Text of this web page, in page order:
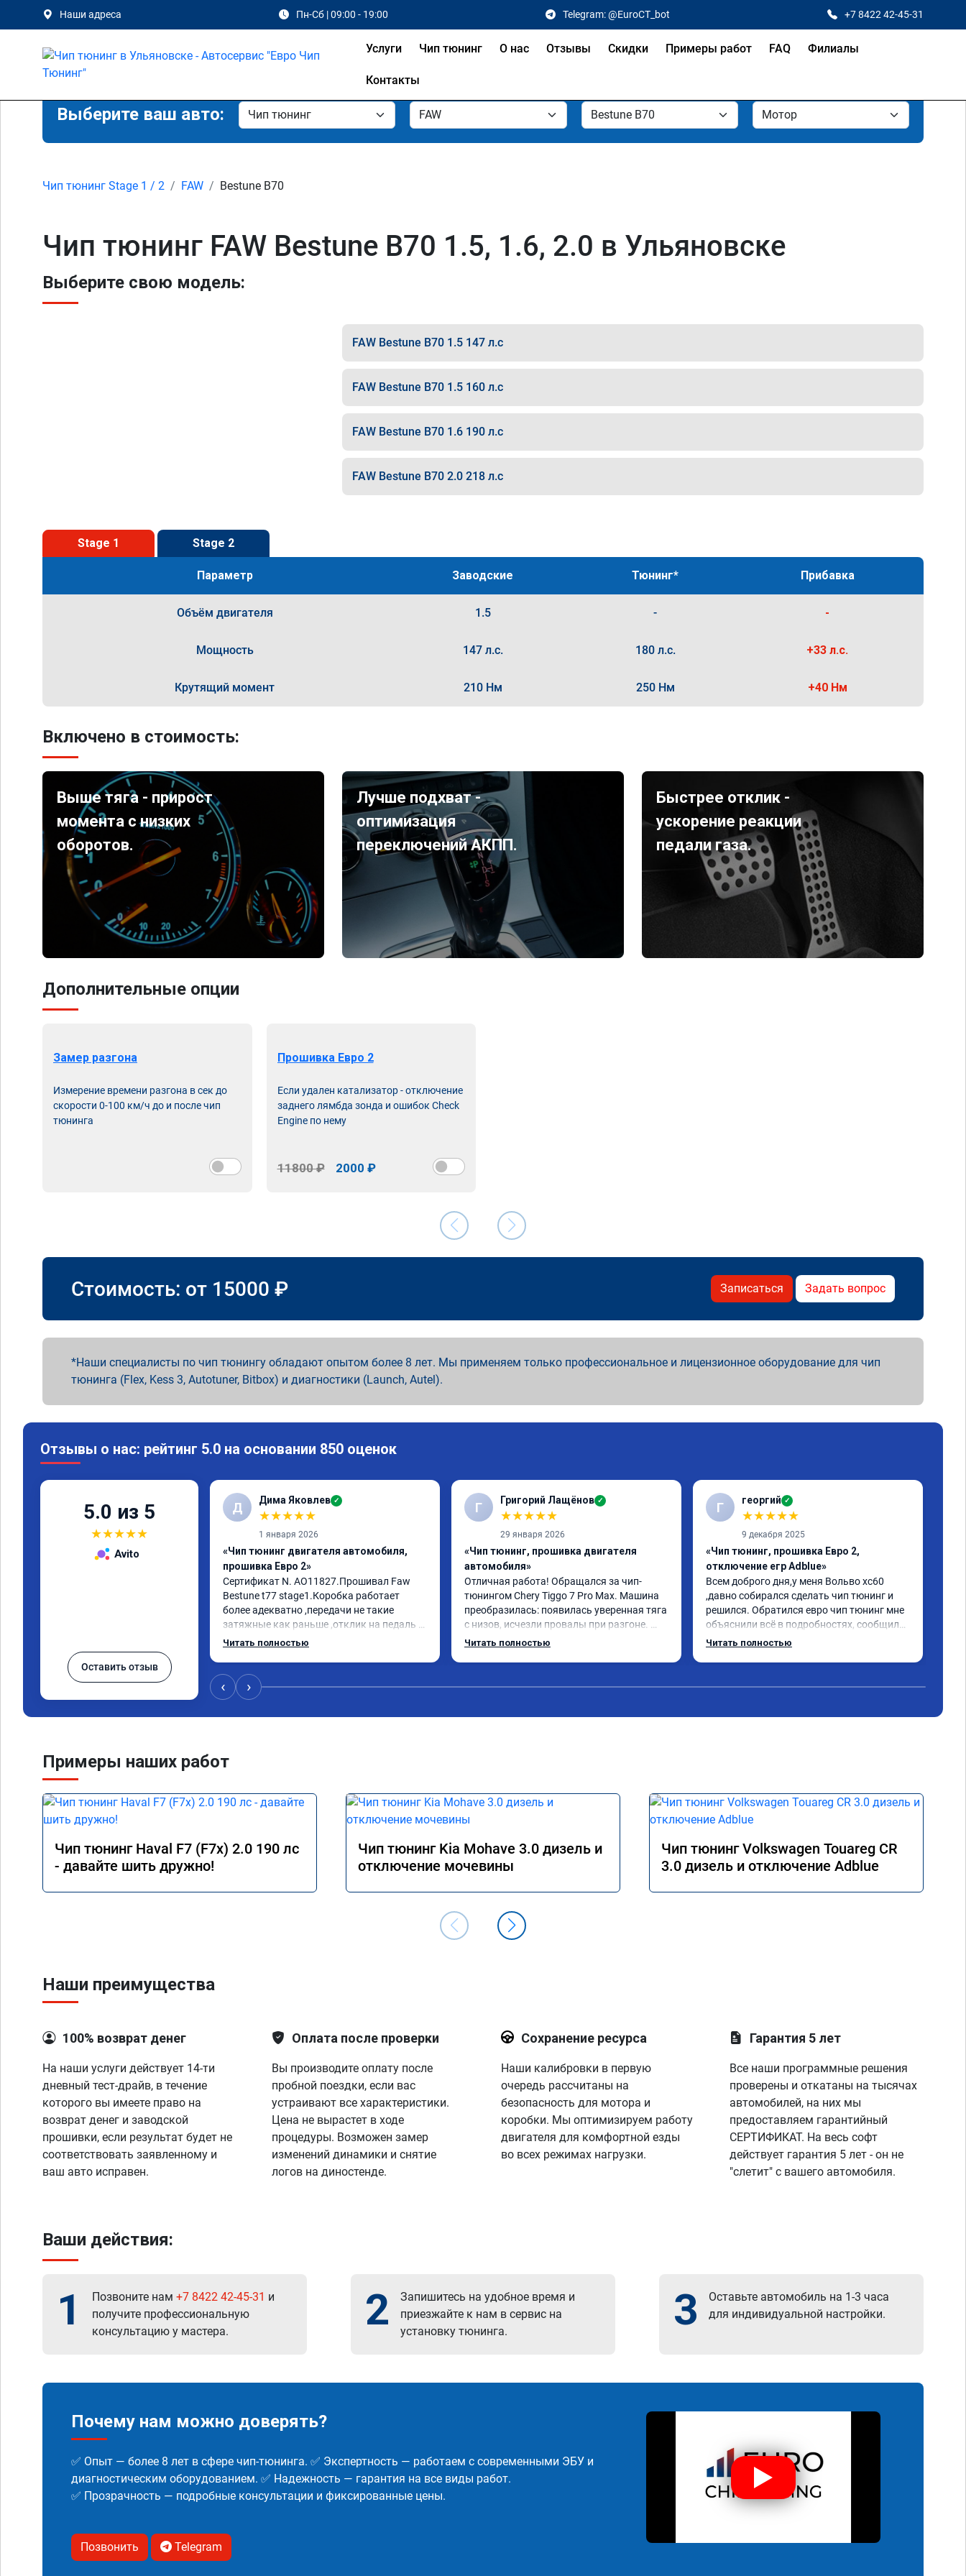
Наши адреса Пн-Сб | 09:00 - 19:00 Telegram: @EuroCT_bot +7 8422 42-45-31
Услуги Чип тюнинг О нас Отзывы Скидки Примеры работ FAQ Филиалы
Контакты
Выберите ваш авто:
Чип тюнинг Stage 1 / 2 FAW Bestune B70
Чип тюнинг FAW Bestune B70 1.5, 1.6, 2.0 в Ульяновске
Выберите свою модель:
FAW Bestune B70 1.5 147 л.с
FAW Bestune B70 1.5 160 л.с
FAW Bestune B70 1.6 190 л.с
FAW Bestune B70 2.0 218 л.с
Stage 1 Stage 2
Параметр Заводские Тюнинг* Прибавка
Объём двигателя 1.5 - -
Мощность 147 л.с. 180 л.с. +33 л.с.
Крутящий момент 210 Нм 250 Нм +40 Нм
Включено в стоимость:
Выше тяга - прирост
момента с низких
оборотов.
Лучше подхват -
оптимизация
переключений АКПП.
Быстрее отклик -
ускорение реакции
педали газа.
Дополнительные опции
Замер разгона
Измерение времени разгона в сек до
скорости 0-100 км/ч до и после чип
тюнинга
Прошивка Евро 2
Если удален катализатор - отключение
заднего лямбда зонда и ошибок Check
Engine по нему
11800 ₽ 2000 ₽
Стоимость: от 15000 ₽ Записаться Задать вопрос
Наши специалисты по чип тюнингу обладают опытом более 8 лет. Мы применяем только профессиональное и лицензионное оборудование для чип
тюнинга (Flex, Kess 3, Autotuner, Bitbox) и диагностики (Launch, Autel).
Отзывы о нас: рейтинг 5.0 на основании 850 оценок
5.0 из 5
★★★★★
Avito
Оставить отзыв
Д Дима Яковлев ✓
★★★★★
1 января 2026
«Чип тюнинг двигателя автомобиля,
прошивка Евро 2»
Сертификат N. AO11827.Прошивал Faw
Bestune t77 stage1.Коробка работает
более адекватно ,передачи не такие
затяжные как раньше ,отклик на педаль
газа быстрее,скоростные характеристики
лучше.На прошивку опоздал на 1,5 часа
(пробки) приехал за час до закрытия всё
Читать полностью
Г Григорий Лащёнов ✓
★★★★★
29 января 2026
«Чип тюнинг, прошивка двигателя
автомобиля»
Отличная работа! Обращался за чип-
тюнингом Chery Tiggo 7 Pro Max. Машина
преобразилась: появилась уверенная тяга
с низов, исчезли провалы при разгоне.
Расход в спокойном режиме даже немного
Читать полностью
Г георгий ✓
★★★★★
9 декабря 2025
«Чип тюнинг, прошивка Евро 2,
отключение егр Adblue»
Всем доброго дня,у меня Вольво xc60
,давно собирался сделать чип тюнинг и
решился. Обратился евро чип тюнинг мне
объяснили всё в подробностях, сообщили
сумму записали. Приехал в назначенное
Читать полностью
‹ ›
Примеры наших работ
Чип тюнинг Haval F7 (F7x) 2.0 190 лс
- давайте шить дружно!
Чип тюнинг Kia Mohave 3.0 дизель и
отключение мочевины
Чип тюнинг Volkswagen Touareg CR
3.0 дизель и отключение Adblue
Наши преимущества
100% возврат денег
На наши услуги действует 14-ти
дневный тест-драйв, в течение
которого вы имеете право на
возврат денег и заводской
прошивки, если результат будет не
соответствовать заявленному и
ваш авто исправен.
Оплата после проверки
Вы производите оплату после
пробной поездки, если вас
устраивают все характеристики.
Цена не вырастет в ходе
процедуры. Возможен замер
изменений динамики и снятие
логов на диностенде.
Сохранение ресурса
Наши калибровки в первую
очередь рассчитаны на
безопасность для мотора и
коробки. Мы оптимизируем работу
двигателя для комфортной езды
во всех режимах нагрузки.
Гарантия 5 лет
Все наши программные решения
проверены и откатаны на тысячах
автомобилей, на них мы
предоставляем гарантийный
СЕРТИФИКАТ. На весь софт
действует гарантия 5 лет - он не
"слетит" с вашего автомобиля.
Ваши действия:
1 Позвоните нам +7 8422 42-45-31 и
получите профессиональную
консультацию у мастера.
2
Запишитесь на удобное время и
приезжайте к нам в сервис на
установку тюнинга.
3
Оставьте автомобиль на 1-3 часа
для индивидуальной настройки.
Почему нам можно доверять?
✅ Опыт — более 8 лет в сфере чип-тюнинга. ✅ Экспертность — работаем с современными ЭБУ и
диагностическим оборудованием. ✅ Надежность — гарантия на все виды работ.
✅ Прозрачность — подробные консультации и фиксированные цены.
Позвонить Telegram